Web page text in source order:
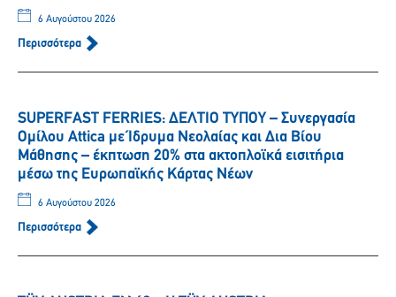
6 Αυγούστου 2026
Περισσότερα
SUPERFAST FERRIES: ΔΕΛΤΙΟ ΤΥΠΟΥ – Συνεργασία
Ομίλου Attica με Ίδρυμα Νεολαίας και Δια Βίου
Μάθησης – έκπτωση 20% στα ακτοπλοϊκά εισιτήρια
μέσω της Ευρωπαϊκής Κάρτας Νέων
6 Αυγούστου 2026
Περισσότερα